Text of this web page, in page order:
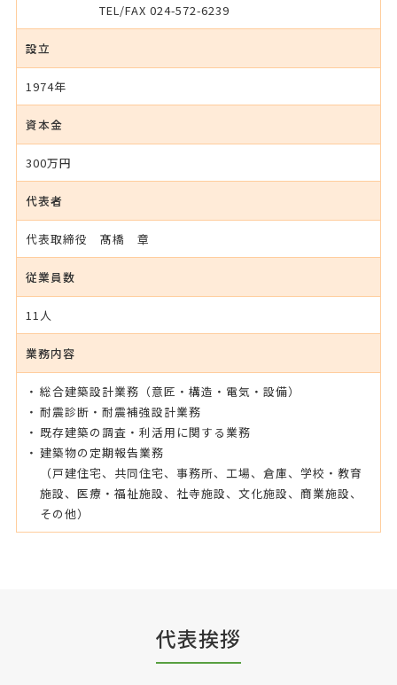
TEL/FAX 024-572-6239
設立
1974年
資本金
300万円
代表者
代表取締役 髙橋 章
従業員数
11人
業務内容
総合建築設計業務（意匠・構造・電気・設備）
耐震診断・耐震補強設計業務
既存建築の調査・利活用に関する業務
建築物の定期報告業務
（戸建住宅、共同住宅、事務所、工場、倉庫、学校・教育
施設、医療・福祉施設、社寺施設、文化施設、商業施設、
その他）
代表挨拶